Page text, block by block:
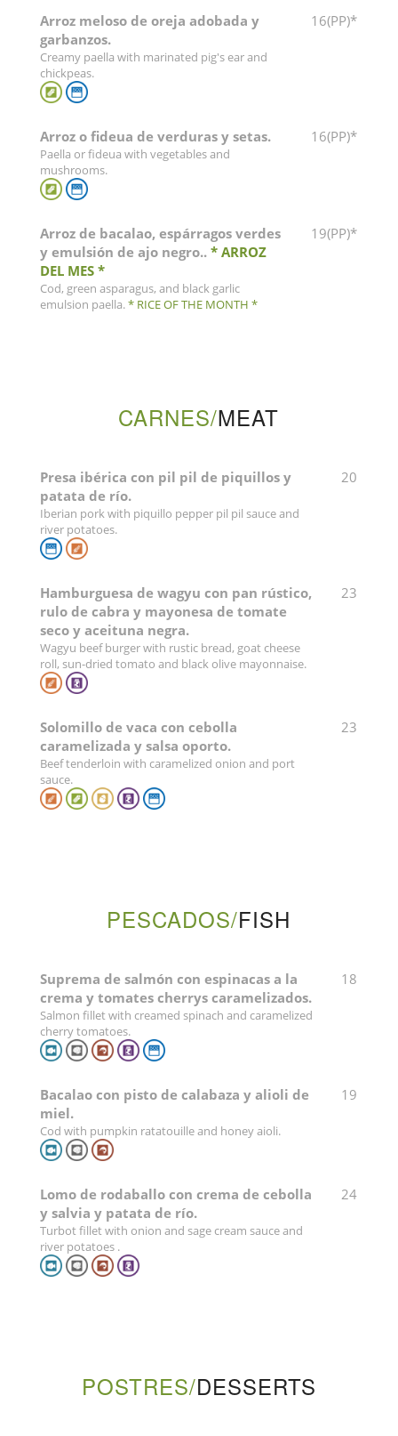
Arroz meloso de oreja adobada y
garbanzos.
Creamy paella with marinated pig's ear and
chickpeas.
16(PP)*
Arroz o fideua de verduras y setas.
Paella or fideua with vegetables and
mushrooms.
16(PP)*
Arroz de bacalao, espárragos verdes
y emulsión de ajo negro..* ARROZ
DEL MES *
Cod, green asparagus, and black garlic
emulsion paella.* RICE OF THE MONTH *
19(PP)*
CARNES/MEAT
Presa ibérica con pil pil de piquillos y
patata de río.
Iberian pork with piquillo pepper pil pil sauce and
river potatoes.
20
Hamburguesa de wagyu con pan rústico,
rulo de cabra y mayonesa de tomate
seco y aceituna negra.
Wagyu beef burger with rustic bread, goat cheese
roll, sun-dried tomato and black olive mayonnaise.
23
Solomillo de vaca con cebolla
caramelizada y salsa oporto.
Beef tenderloin with caramelized onion and port
sauce.
23
PESCADOS/FISH
Suprema de salmón con espinacas a la
crema y tomates cherrys caramelizados.
Salmon fillet with creamed spinach and caramelized
cherry tomatoes.
18
Bacalao con pisto de calabaza y alioli de
miel.
Cod with pumpkin ratatouille and honey aioli.
19
Lomo de rodaballo con crema de cebolla
y salvia y patata de río.
Turbot fillet with onion and sage cream sauce and
river potatoes .
24
POSTRES/DESSERTS